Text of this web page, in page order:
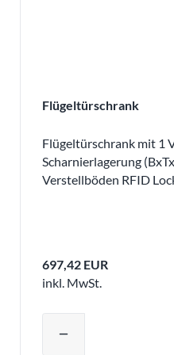
Flügeltürschrank
Flügeltürschrank mit 1
Scharnierlagerung
Verstellböden RFID
697,42 EUR
inkl. MwSt.
remove